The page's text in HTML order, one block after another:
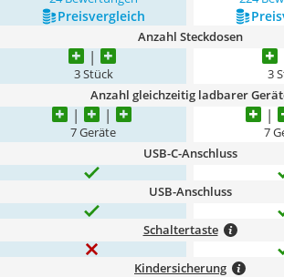
Preis­vergleich
Anzahl Steckdosen
3 Stück 3
Anzahl gleichzeitig ladbarer
7 Geräte 7
USB-C-Anschluss
USB-Anschluss
Schaltertaste
Kindersicherung